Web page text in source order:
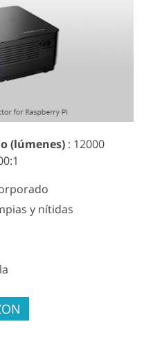
(lúmenes) : 12000
y nítidas